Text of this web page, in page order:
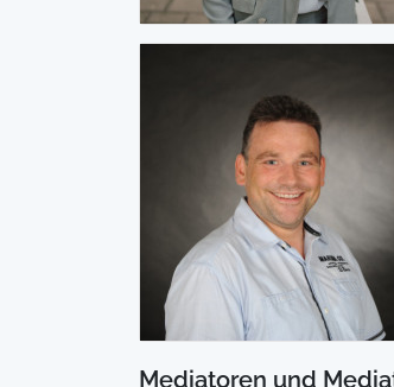
Mediatoren und